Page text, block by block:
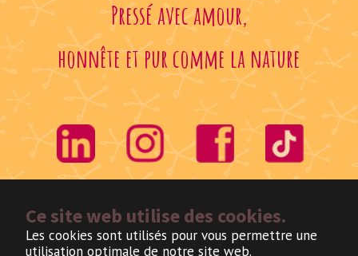
Ce site web utilise des cookies.
Les cookies sont utilisés pour vous permettre une
utilisation optimale de notre site web.
Pressé avec amour,
honnête et pur comme la nature